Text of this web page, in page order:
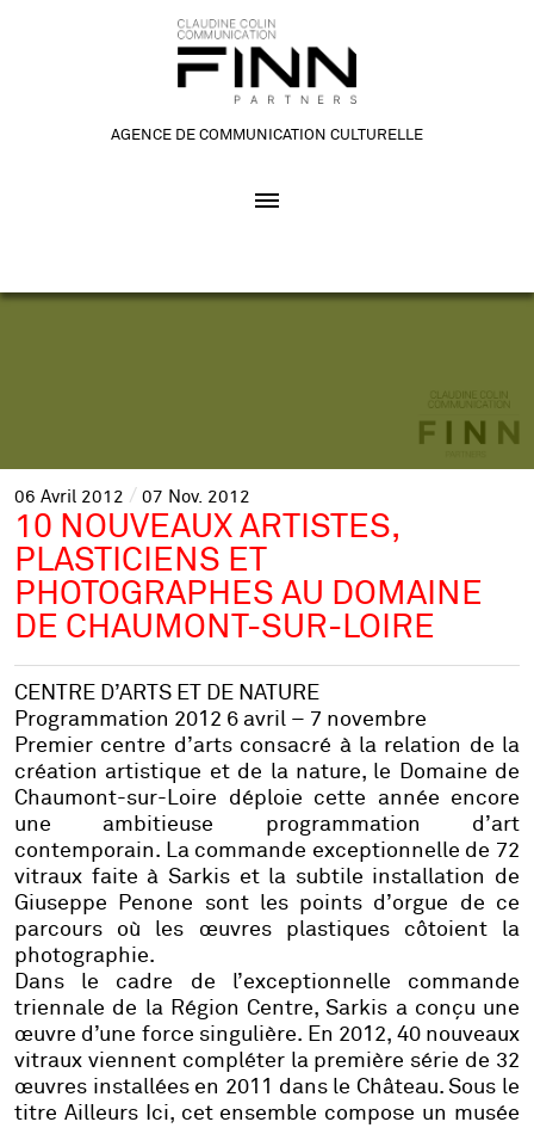
AGENCE DE COMMUNICATION CULTURELLE
06 Avril 2012 07 Nov. 2012
10 NOUVEAUX ARTISTES,
PLASTICIENS ET
PHOTOGRAPHES AU DOMAINE
DE CHAUMONT-SUR-LOIRE
CENTRE D’ARTS ET DE NATURE
Programmation 2012 6 avril – 7 novembre
Premier centre d’arts consacré à la relation de la
création artistique et de la nature, le Domaine de
Chaumont-sur-Loire déploie cette année encore
une ambitieuse programmation d’art
contemporain. La commande exceptionnelle de 72
vitraux faite à Sarkiset la subtile installation de
Giuseppe Penone sont les points d’orgue de ce
parcours où les œuvres plastiques côtoient la
photographie.
Dans le cadre de l’exceptionnelle commande
triennale de la Région Centre, Sarkis a conçu une
œuvre d’une force singulière. En 2012, 40 nouveaux
vitraux viennent compléter la première série de 32
œuvres installées en 2011 dans le Château. Sous le
titre Ailleurs Ici, cet ensemble compose un musée